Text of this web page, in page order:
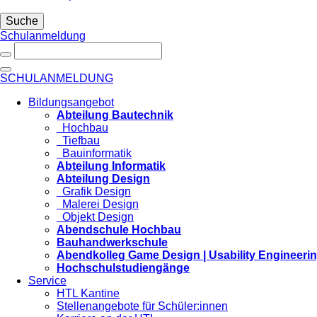
Suche
Schulanmeldung
SCHULANMELDUNG
Bildungsangebot
Abteilung Bautechnik
Hochbau
Tiefbau
Bauinformatik
Abteilung Informatik
Abteilung Design
Grafik Design
Malerei Design
Objekt Design
Abendschule Hochbau
Bauhandwerkschule
Abendkolleg Game Design | Usability
Hochschulstudiengänge
Service
HTL Kantine
Stellenangebote für Schüler:innen